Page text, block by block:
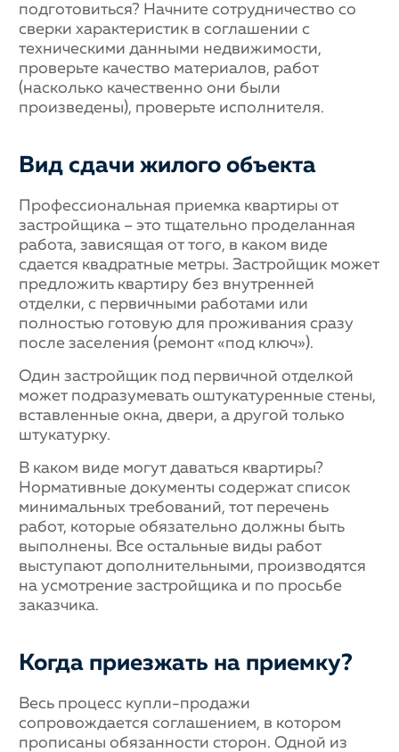
подготовиться? Начните сотрудничество со
сверки характеристик в соглашении с
техническими данными недвижимости,
проверьте качество материалов, работ
(насколько качественно они были
произведены), проверьте исполнителя.
Вид сдачи жилого объекта
Профессиональная приемка квартиры от
застройщика – это тщательно проделанная
работа, зависящая от того, в каком виде
сдается квадратные метры. Застройщик может
предложить квартиру без внутренней
отделки, с первичными работами или
полностью готовую для проживания сразу
после заселения (ремонт «под ключ»).
Один застройщик под первичной отделкой
может подразумевать оштукатуренные стены,
вставленные окна, двери, а другой только
штукатурку.
В каком виде могут даваться квартиры?
Нормативные документы содержат список
минимальных требований, тот перечень
работ, которые обязательно должны быть
выполнены. Все остальные виды работ
выступают дополнительными, производятся
на усмотрение застройщика и по просьбе
заказчика.
Когда приезжать на приемку?
Весь процесс купли-продажи
сопровождается соглашением, в котором
прописаны обязанности сторон. Одной из